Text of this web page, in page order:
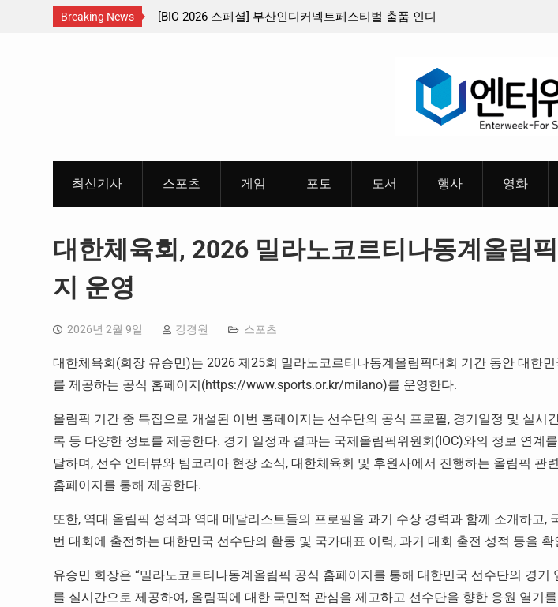
Breaking News
[BIC 2026 스페셜] 부산인디커넥트페스티벌 출품 인디
판타지 케이팝 애니메이션 ‘고스트밴
최신기사 스포츠 게임 포토 도서 행사 영화
대한체육회, 2026 밀라노코르티나동계올림
지 운영
2026년 2월 9일 강경원 스포츠
대한체육회(회장 유승민)는 2026 제25회 밀라노코르티나동계올림픽대회 기간 동안 대한
를 제공하는 공식 홈페이지(https://www.sports.or.kr/milano)를 운영한다.
올림픽 기간 중 특집으로 개설된 이번 홈페이지는 선수단의 공식 프로필, 경기일정 및 실시
록 등 다양한 정보를 제공한다. 경기 일정과 결과는 국제올림픽위원회(IOC)와의 정보 연계
달하며, 선수 인터뷰와 팀코리아 현장 소식, 대한체육회 및 후원사에서 진행하는 올림픽 관
홈페이지를 통해 제공한다.
또한, 역대 올림픽 성적과 역대 메달리스트들의 프로필을 과거 수상 경력과 함께 소개하고,
번 대회에 출전하는 대한민국 선수단의 활동 및 국가대표 이력, 과거 대회 출전 성적 등을 확
유승민 회장은 “밀라노코르티나동계올림픽 공식 홈페이지를 통해 대한민국 선수단의 경기
를 실시간으로 제공하여, 올림픽에 대한 국민적 관심을 제고하고 선수단을 향한 응원 열기